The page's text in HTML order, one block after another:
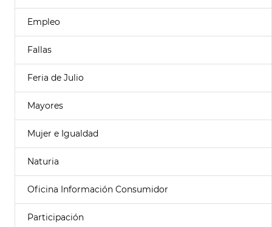
Empleo
Fallas
Feria de Julio
Mayores
Mujer e Igualdad
Naturia
Oficina Información Consumidor
Participación